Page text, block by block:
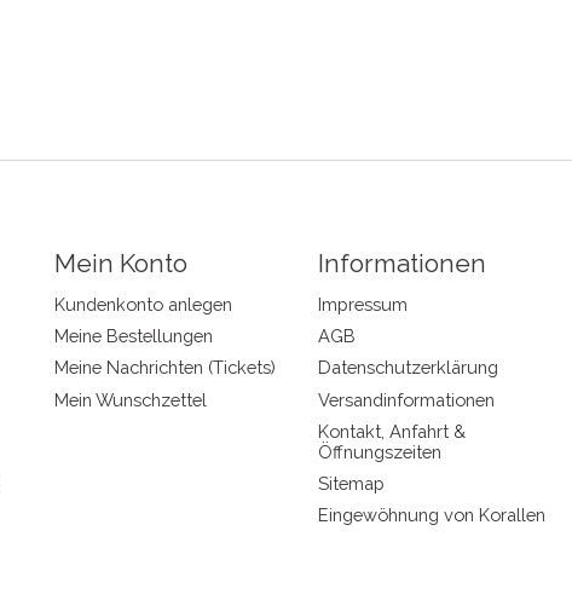
Mein Konto
Kundenkonto anlegen
Meine Bestellungen
Meine Nachrichten (Tickets)
Mein Wunschzettel
Informationen
Impressum
AGB
Datenschutzerklärung
Versandinformationen
Kontakt, Anfahrt &
Öffnungszeiten
Sitemap
Eingewöhnung von Korallen